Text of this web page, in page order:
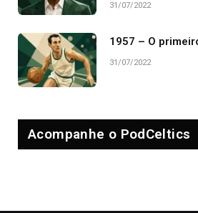
31/07/2022
1957 – O
31/07/2022
Acompanhe o PodCeltics